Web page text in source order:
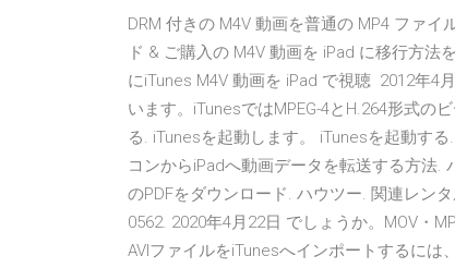
DRM 付きの M4V 動画を普通の MP4 ファ
ド & ご購入の M4V 動画を iPad に移行方
にiTunes M4V 動画を iPad で視聴 2012年4
います。iTunesではMPEG-4とH.264形式の
る. iTunesを起動します。 iTunesを起動す
コンからiPadへ動画データを転送する方法.
のPDFをダウンロード. ハウツー. 関連レン
0562. 2020年4月22日 でしょうか。MOV・
AVIファイルをiTunesへインポートするには